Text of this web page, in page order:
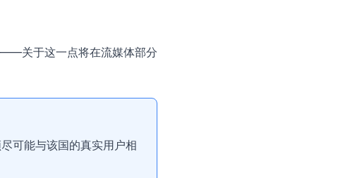
关于这一点将在流媒体部分
可能与该国的真实用户相